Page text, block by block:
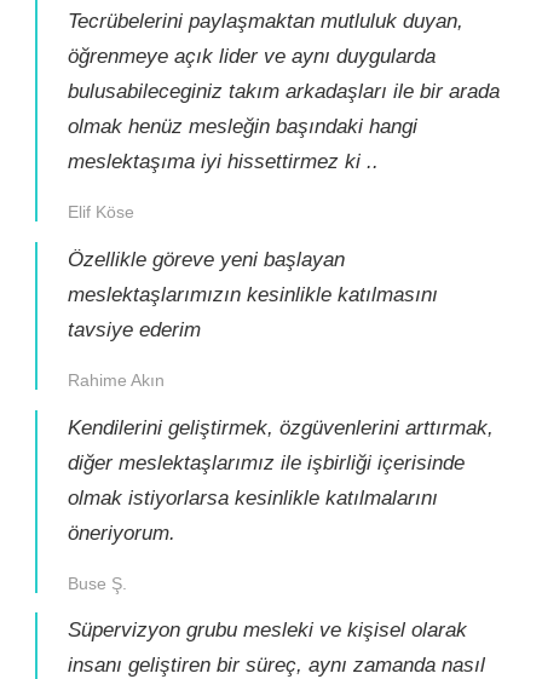
Tecrübelerini paylaşmaktan mutluluk duyan,
öğrenmeye açık lider ve aynı duygularda
bulusabileceginiz takım arkadaşları ile bir arada
olmak henüz mesleğin başındaki hangi
meslektaşıma iyi hissettirmez ki ..
Elif Köse
Özellikle göreve yeni başlayan
meslektaşlarımızın kesinlikle katılmasını
tavsiye ederim
Rahime Akın
Kendilerini geliştirmek, özgüvenlerini arttırmak,
diğer meslektaşlarımız ile işbirliği içerisinde
olmak istiyorlarsa kesinlikle katılmalarını
öneriyorum.
Buse Ş.
Süpervizyon grubu mesleki ve kişisel olarak
insanı geliştiren bir süreç, aynı zamanda nasıl